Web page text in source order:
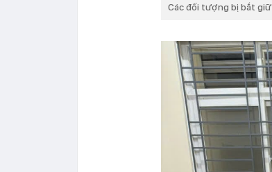
Các đối tượng bị bắt giữ